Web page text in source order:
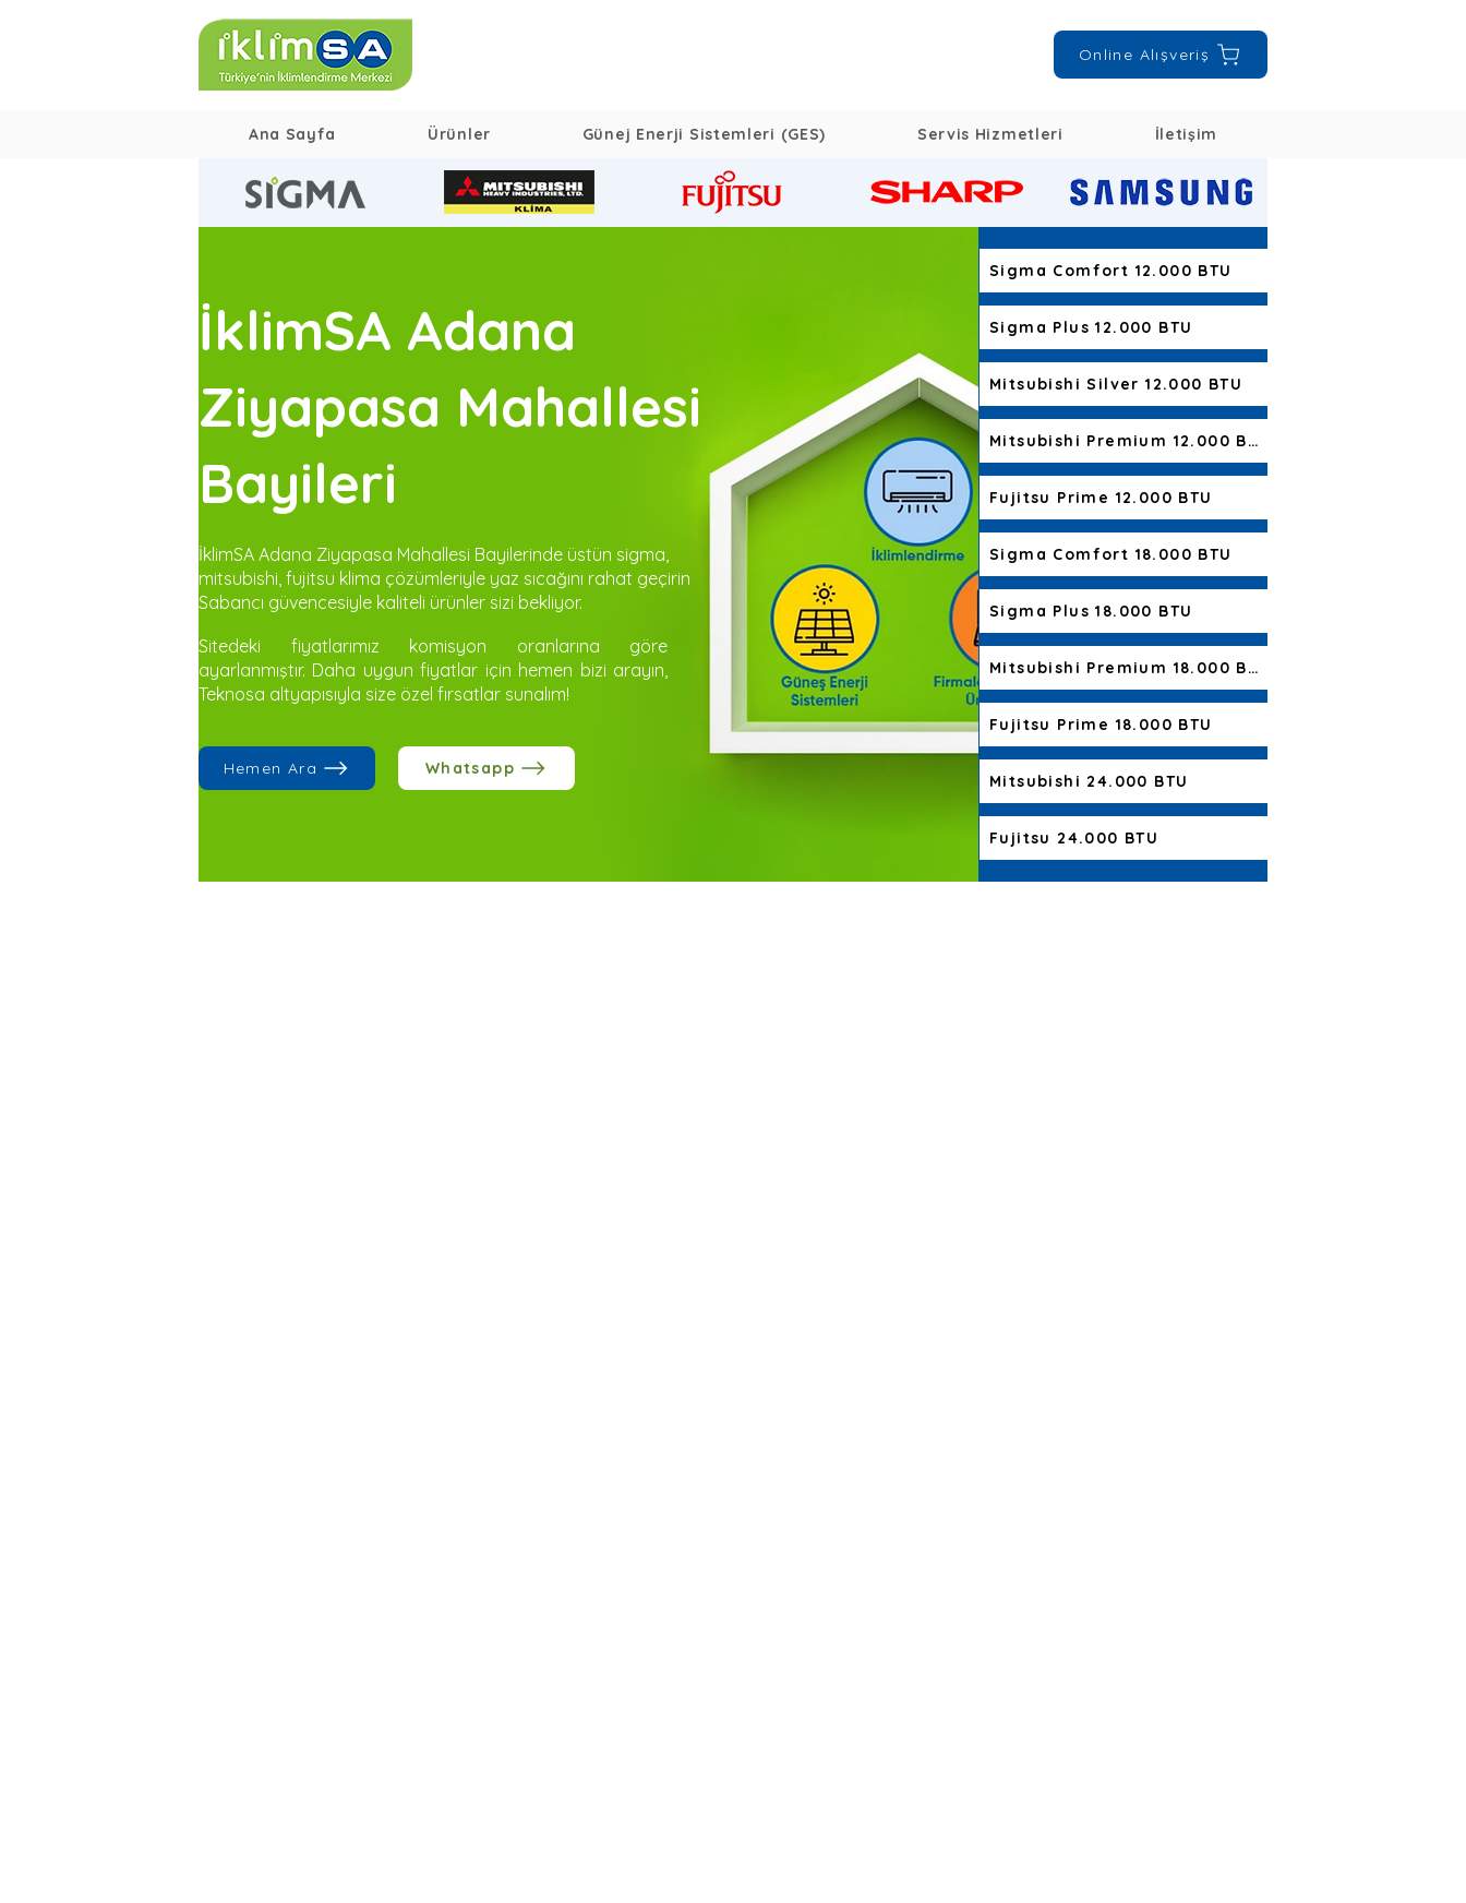
Online Alışveriş
Ana Sayfa Ürünler Günej Enerji Sistemleri (GES) Servis Hizmetleri İletişim
İklimSA Adana
Ziyapasa Mahallesi
Bayileri
İklimSA Adana Ziyapasa Mahallesi Bayilerinde üstün sigma,
mitsubishi, fujitsu klima çözümleriyle yaz sıcağını rahat geçirin
Sabancı güvencesiyle kaliteli ürünler sizi bekliyor.
Sitedeki fiyatlarımız komisyon oranlarına göre
ayarlanmıştır. Daha uygun fiyatlar için hemen bizi arayın,
Teknosa altyapısıyla size özel fırsatlar sunalım!
Hemen Ara Whatsapp
Sigma Comfort 12.000 BTU
Sigma Plus 12.000 BTU
Mitsubishi Silver 12.000 BTU
Mitsubishi Premium 12.000 BTU
Fujitsu Prime 12.000 BTU
Sigma Comfort 18.000 BTU
Sigma Plus 18.000 BTU
Mitsubishi Premium 18.000 BTU
Fujitsu Prime 18.000 BTU
Mitsubishi 24.000 BTU
Fujitsu 24.000 BTU